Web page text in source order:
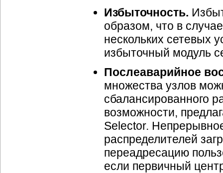
Избыточность.
образом, что в
нескольких сетевых
избыточный модуль
Послеаварийное
множества узлов
сбалансированного
возможности,
Selector.
распределителей
переадресацию
если первичный